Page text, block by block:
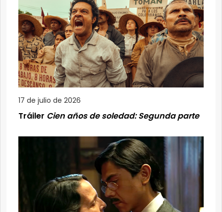
17 de julio de 2026
Tráiler Cien años de soledad: Segunda parte